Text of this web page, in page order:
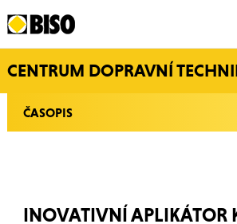
CENTRUM DOPRAVNÍ
ČASOPIS
INOVATIVNÍ APLIKÁTOR